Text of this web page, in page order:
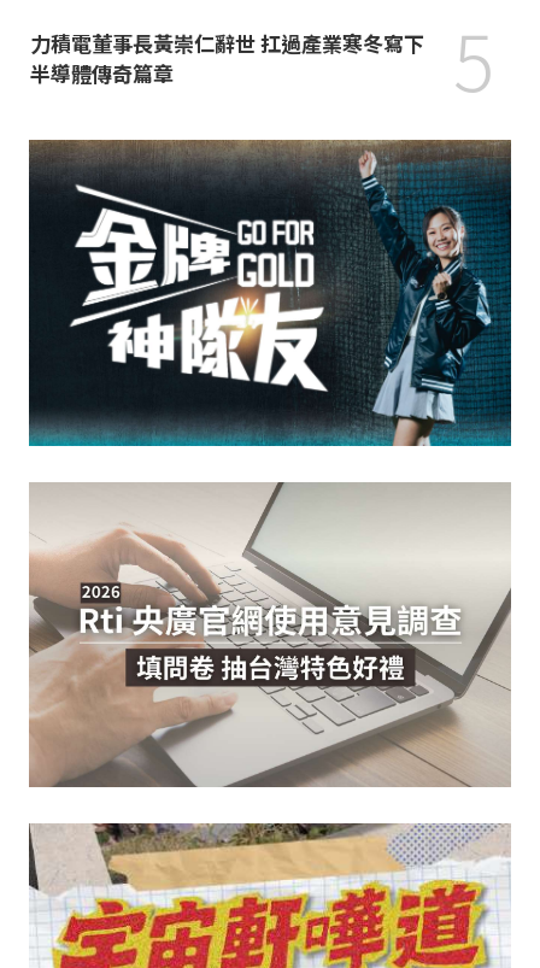
力積電董事長黃崇仁辭世 扛過產業寒冬寫下
半導體傳奇篇章
5